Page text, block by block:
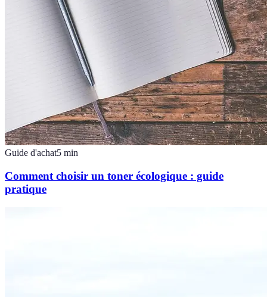
Guide d'achat5 min
Comment choisir un toner écologique : guide
pratique